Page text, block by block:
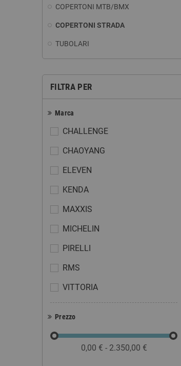
COPERTONI MTB/BMX
COPERTONI STRADA
TUBOLARI
FILTRA PER
Marca
CHALLENGE
CHAOYANG
ELEVEN
KENDA
MAXXIS
MICHELIN
PIRELLI
RMS
VITTORIA
Prezzo
0,00 € - 2.350,00 €